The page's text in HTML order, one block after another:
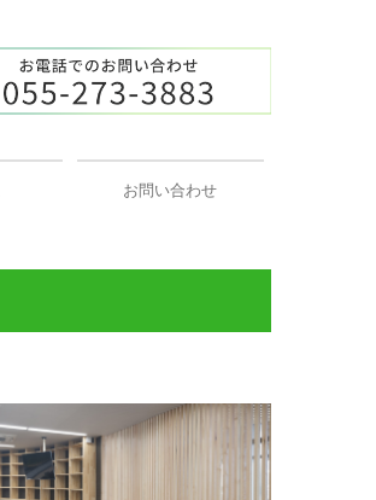
お問い合わせ